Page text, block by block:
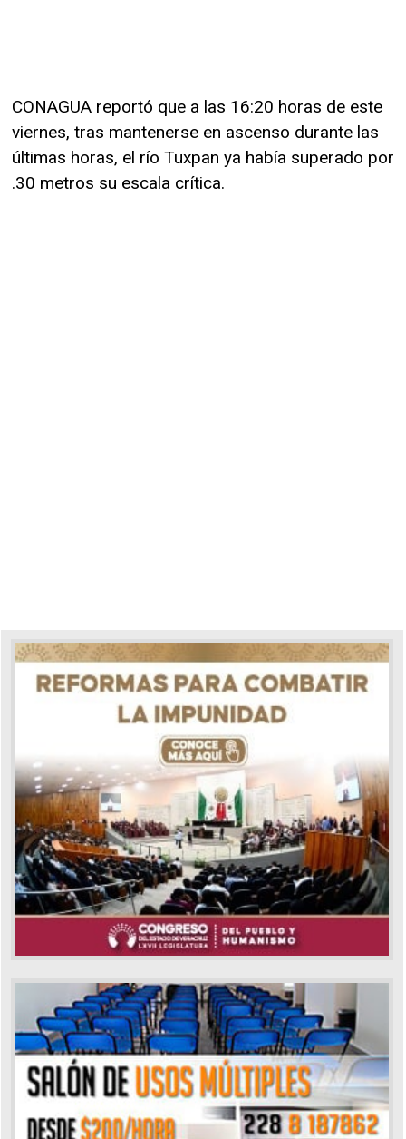
CONAGUA reportó que a las 16:20 horas de este
viernes, tras mantenerse en ascenso durante las
últimas horas, el río Tuxpan ya había superado por
.30 metros su escala crítica.